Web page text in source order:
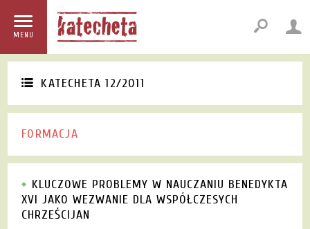
MENU
KATECHETA 12/2011
FORMACJA
KLUCZOWE PROBLEMY W NAUCZANIU BENEDYKTA
XVI JAKO WEZWANIE DLA WSPÓŁCZESYCH
CHRZEŚCIJAN